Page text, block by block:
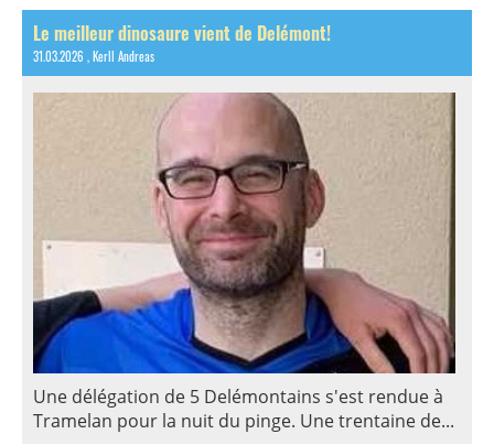
Le meilleur dinosaure vient de Delémont!
31.03.2026 , Kerll Andreas
Une délégation de 5 Delémontains s'est rendue à
Tramelan pour la nuit du pinge. Une trentaine de...